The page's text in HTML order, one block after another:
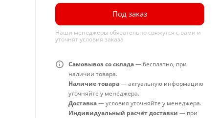
Под заказ
Наши менеджеры обязательно свяжутся с вами и
уточнят условия заказа
Самовывоз со склада— бесплатно, при
наличии товара.
Наличие товара— актуальную информацию
уточняйте у менеджера.
Доставка— условия уточняйте у менеджера.
Индивидуальный расчёт доставки — при